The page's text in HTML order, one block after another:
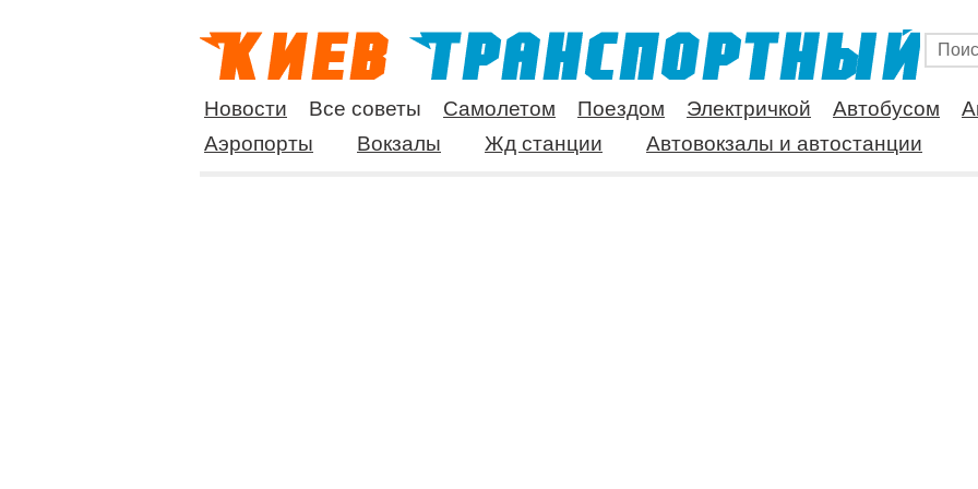
Новости Все советы Самолетом Поездом Электричкой Автобусом
Аэропорты
Вокзалы Жд станции Автовокзалы и автостанции